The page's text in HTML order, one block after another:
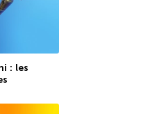
: les